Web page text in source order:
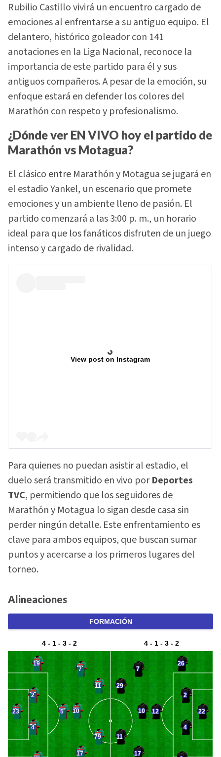
Rubilio Castillo vivirá un encuentro cargado de
emociones al enfrentarse a su antiguo equipo. El
delantero, histórico goleador con 141
anotaciones en la Liga Nacional, reconoce la
importancia de este partido para él y sus
antiguos compañeros. A pesar de la emoción, su
enfoque estará en defender los colores del
Marathón con respeto y profesionalismo.
¿Dónde ver EN VIVO hoy el partido de
Marathón vs Motagua?
El clásico entre Marathón y Motagua se jugará en
el estadio Yankel, un escenario que promete
emociones y un ambiente lleno de pasión. El
partido comenzará a las 3:00 p. m., un horario
ideal para que los fanáticos disfruten de un juego
intenso y cargado de rivalidad.
View post on Instagram
Para quienes no puedan asistir al estadio, el
duelo será transmitido en vivo porDeportes
TVC, permitiendo que los seguidores de
Marathón y Motagua lo sigan desde casa sin
perder ningún detalle. Este enfrentamiento es
clave para ambos equipos, que buscan sumar
puntos y acercarse a los primeros lugares del
torneo.
Alineaciones